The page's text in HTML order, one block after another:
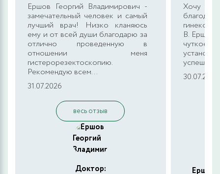
Ершов Георгий Владимирович -
замечательный человек и самый
лучший врач! Низко кланяюсь
ему и от всей души благодарю за
отлично проведенную в
отношении меня
гистерорезектоскопию.
Рекомендую всем...
31.07.2026
весь отзыв
Доктор:
Хочу
В.
чуткое
успешно,
30.07.2026
Ершов